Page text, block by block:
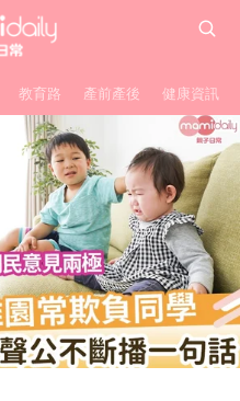
教育路 產前產後 健康資訊